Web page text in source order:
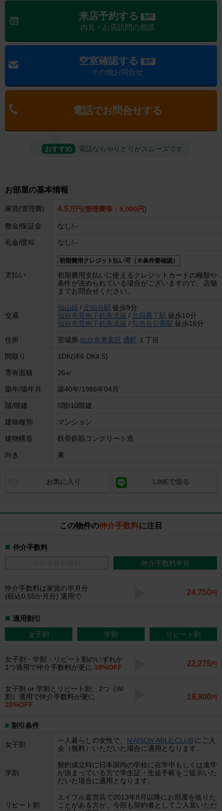
来店予約する 無料
内見・お店訪問の相談
空室確認する 無料
その他お問合せ
電話でお問合せする
おすすめ 電話ならやりとりがスムーズです
お部屋の基本情報
家賃(管理費) 4.5万円(管理費等：5,000円)
敷金/保証金 なし/--
礼金/償却 なし/--
支払い
初期費用クレジット払い可（※条件要確認）
初期費用支払いに使えるクレジットカードの種類や
条件が決められている場合がございますので、店舗
までお問合せください。
交通
仙山線 /北仙台駅 徒歩9分
仙台市営地下鉄南北線 /北四番丁駅 徒歩10分
仙台市営地下鉄南北線 / 勾当台公園駅 徒歩16分
住所 宮城県 仙台市青葉区 通町 １丁目
間取り 1DK(洋6 DK4.5)
専有面積 26㎡
築年/築年月 築40年/1986年04月
階/階建 5階/10階建
建物種別 マンション
建物構造 鉄骨鉄筋コンクリート造
向き 東
お気に入り LINEで送る
この物件の仲介手数料に注目
仲介手数料
仲介手数料半月
仲介手数料は家賃の半月分
(税込0.55か月分) 適用で
24,750 円
適用割引
女子割
学割 リピート割
女子割・学割・リピート割のいずれか
1つ適用で仲介手数料が更に 10%OFF 22,275円
女子割 or 学割とリピート割、2つ（W
割）適用で仲介手数料が更に
20%OFF
19,800 円
割引条件
女子割 一人暮らしの女性で、 MAISON ABLE CLUB にご入
会（無料）いただいた場合に適用となります。
学割
契約成立時に日本国内の学校に在学中もしくは進学
が決まっている方で学生証・生徒手帳をご提示いた
だいた場合に適用となります。
リピート割
エイブル直営店で2013年8月以降にお部屋を借りた
ことがある方が、今回も契約者としてご入居いただ